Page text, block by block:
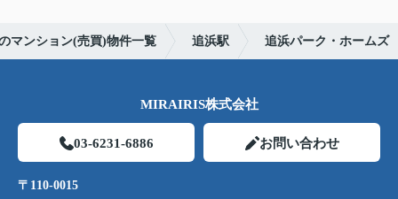
マンション(売買)物件一覧 追浜駅 追浜パーク・ホームズ
MIRAIRIS株式会社
03-6231-6886 お問い合わせ
〒110-0015